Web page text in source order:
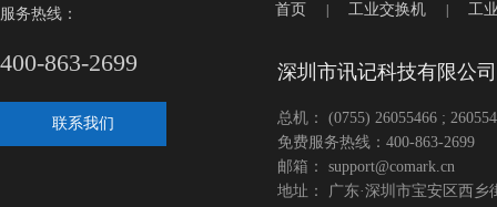
服务热线：
400-863-2699
联系我们
首页 工业交换机 工
深圳市讯记科技有限公司
总机： (0755) 26055466 ;
免费服务热线：400-863-2699
邮箱： support@comark.cn
地址： 广东·深圳市宝安区西